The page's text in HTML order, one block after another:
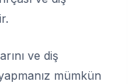
ve diş
mümkün